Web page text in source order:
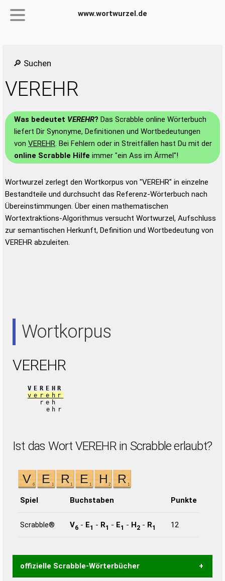
www.wortwurzel.de
🔎 Suchen
VEREHR
Was bedeutet VEREHR? Das Scrabble online Wörterbuch
liefert Dir Synonyme, Definitionen und Wortbedeutungen
von VEREHR. Bei Fehlern oder in Streitfällen hast Du mit der
online Scrabble Hilfe immer "ein Ass im Ärmel"!
Wortwurzel zerlegt den Wortkorpus von "VEREHR" in einzelne
Bestandteile und durchsucht das Referenz-Wörterbuch nach
Übereinstimmungen. Über einen mathematischen
Wortextraktions-Algorithmus versucht Wortwurzel, Aufschluss
zur semantischen Herkunft, Definition und Wortbedeutung von
VEREHR abzuleiten.
Wortkorpus
VEREHR
VEREHR
verehr
reh
ehr
Ist das Wort VEREHR in Scrabble erlaubt?
Spiel Buchstaben Punkte
Scrabble® V6 - E1 - R1 - E1 - H2 - R1 12
offizielle Scrabble-Wörterbücher